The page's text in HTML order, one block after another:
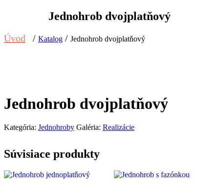
Jednohrob dvojplatňový
Úvod / Katalog / Jednohrob dvojplatňový
Jednohrob dvojplatňový
Kategória: Jednohroby Galéria: Realizácie
Súvisiace produkty